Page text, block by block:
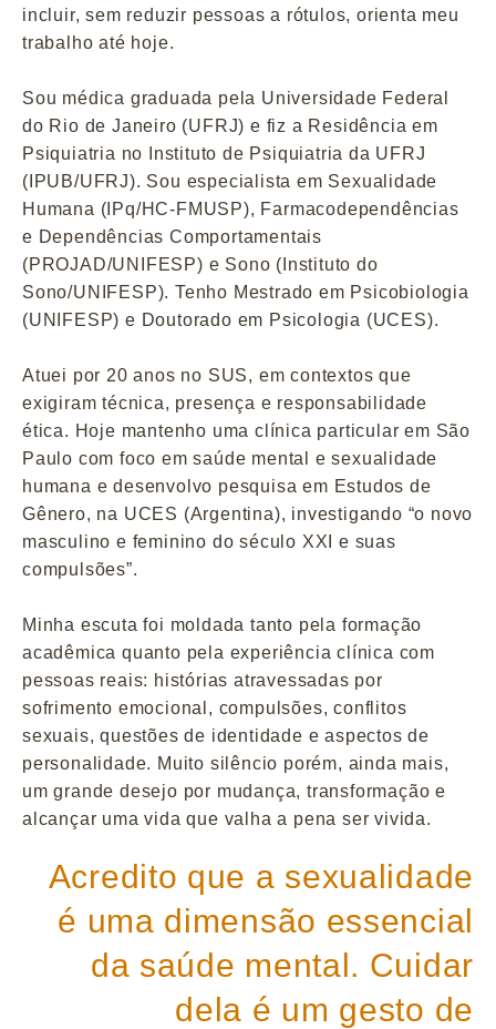
incluir, sem reduzir pessoas a rótulos, orienta meu
trabalho até hoje.
Sou médica graduada pela Universidade Federal
do Rio de Janeiro (UFRJ) e fiz a Residência em
Psiquiatria no Instituto de Psiquiatria da UFRJ
(IPUB/UFRJ). Sou especialista em Sexualidade
Humana (IPq/HC-FMUSP), Farmacodependências
e Dependências Comportamentais
(PROJAD/UNIFESP) e Sono (Instituto do
Sono/UNIFESP). Tenho Mestrado em Psicobiologia
(UNIFESP) e Doutorado em Psicologia (UCES).
Atuei por 20 anos no SUS, em contextos que
exigiram técnica, presença e responsabilidade
ética. Hoje mantenho uma clínica particular em São
Paulo com foco em saúde mental e sexualidade
humana e desenvolvo pesquisa em Estudos de
Gênero, na UCES (Argentina), investigando “o novo
masculino e feminino do século XXI e suas
compulsões”.
Minha escuta foi moldada tanto pela formação
acadêmica quanto pela experiência clínica com
pessoas reais: histórias atravessadas por
sofrimento emocional, compulsões, conflitos
sexuais, questões de identidade e aspectos de
personalidade. Muito silêncio porém, ainda mais,
um grande desejo por mudança, transformação e
alcançar uma vida que valha a pena ser vivida.
Acredito que a sexualidade
é uma dimensão essencial
da saúde mental. Cuidar
dela é um gesto de